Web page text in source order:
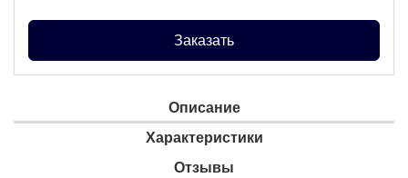
Заказать
Описание
Характеристики
Отзывы